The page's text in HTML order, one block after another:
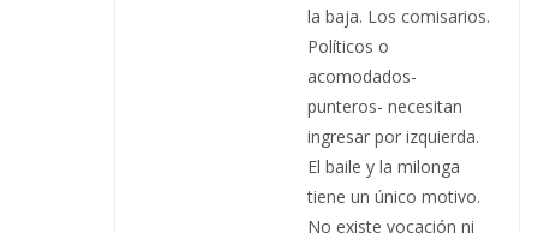
la baja. Los comisarios.
Políticos o
acomodados-
punteros- necesitan
ingresar por izquierda.
El baile y la milonga
tiene un único motivo.
No existe vocación ni